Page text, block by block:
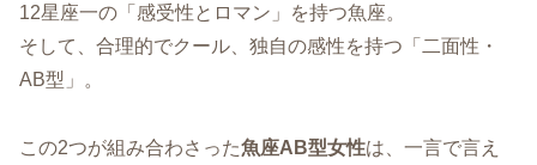
12星座一の「感受性とロマン」を持つ魚座。
そして、合理的でクール、独自の感性を持つ「二面性・
AB型」。
この2つが組み合わさった魚座AB型女性は、一言で言え